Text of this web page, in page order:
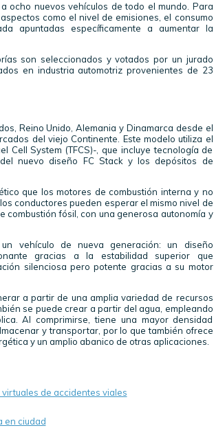
ocho nuevos vehículos de todo el mundo. Para
como el nivel de emisiones, el consumo
apuntadas específicamente a aumentar la
son seleccionados y votados por un jurado
en industria automotriz provenientes de 23
Reino Unido, Alemania y Dinamarca desde el
del viejo Continente. Este modelo utiliza el
Cell System (TFCS)-, que incluye tecnología de
nuevo diseño FC Stack y los depósitos de
que los motores de combustión interna y no
conductores pueden esperar el mismo nivel de
combustión fósil, con una generosa autonomía y
vehículo de nueva generación: un diseño
gracias a la estabilidad superior que
silenciosa pero potente gracias a su motor
a partir de una amplia variedad de recursos
se puede crear a partir del agua, empleando
Al comprimirse, tiene una mayor densidad
y transportar, por lo que también ofrece
y un amplio abanico de otras aplicaciones.
virtuales de accidentes viales
en ciudad